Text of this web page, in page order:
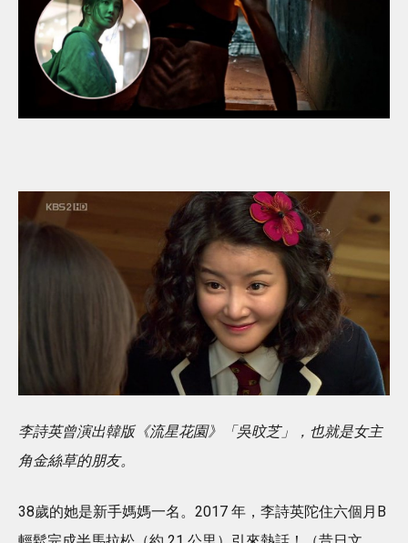
李詩英曾演出韓版《流星花園》「吳旼芝」，也就是女主
角金絲草的朋友。
38歲的她是新手媽媽一名。2017 年，李詩英陀住六個月B